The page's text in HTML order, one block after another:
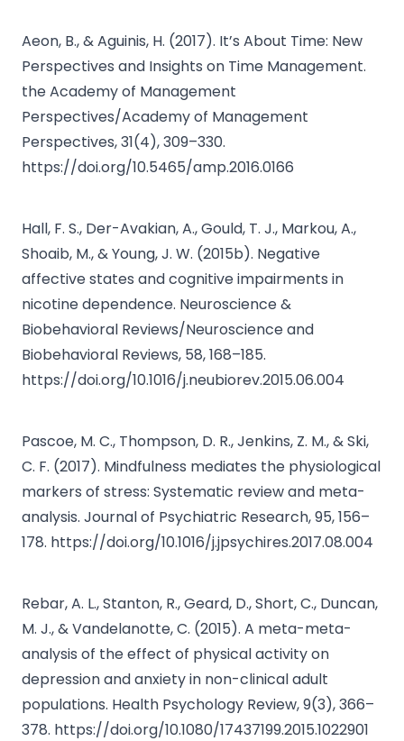
Aeon, B., & Aguinis, H. (2017). It’s About Time: New
Perspectives and Insights on Time Management.
the Academy of Management
Perspectives/Academy of Management
Perspectives, 31(4), 309–330.
https://doi.org/10.5465/amp.2016.0166
Hall, F. S., Der-Avakian, A., Gould, T. J., Markou, A.,
Shoaib, M., & Young, J. W. (2015b). Negative
affective states and cognitive impairments in
nicotine dependence. Neuroscience &
Biobehavioral Reviews/Neuroscience and
Biobehavioral Reviews, 58, 168–185.
https://doi.org/10.1016/j.neubiorev.2015.06.004
Pascoe, M. C., Thompson, D. R., Jenkins, Z. M., & Ski,
C. F. (2017). Mindfulness mediates the physiological
markers of stress: Systematic review and meta-
analysis. Journal of Psychiatric Research, 95, 156–
178. https://doi.org/10.1016/j.jpsychires.2017.08.004
Rebar, A. L., Stanton, R., Geard, D., Short, C., Duncan,
M. J., & Vandelanotte, C. (2015). A meta-meta-
analysis of the effect of physical activity on
depression and anxiety in non-clinical adult
populations. Health Psychology Review, 9(3), 366–
378. https://doi.org/10.1080/17437199.2015.1022901